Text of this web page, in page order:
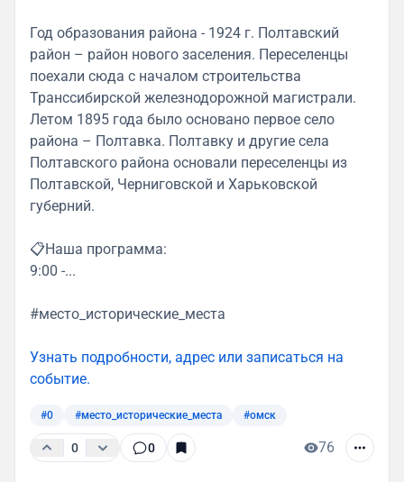
Год образования района - 1924 г. Полтавский
район – район нового заселения. Переселенцы
поехали сюда с началом строительства
Транссибирской железнодорожной магистрали.
Летом 1895 года было основано первое село
района – Полтавка. Полтавку и другие села
Полтавского района основали переселенцы из
Полтавской, Черниговской и Харьковской
губерний.
📋Наша программа:
9:00 -...
#место_исторические_места
Узнать подробности, адрес или записаться на
событие.
#0 #место_исторические_места #омск
0 0 76